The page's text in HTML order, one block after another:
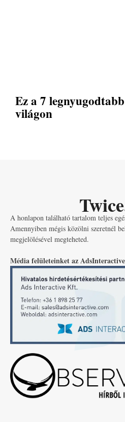
Ez a 7
világon
A honlapon található tartalom teljes
Amennyiben mégis közölni szeretnél
megjelölésével megteheted.
Média felületeinket az